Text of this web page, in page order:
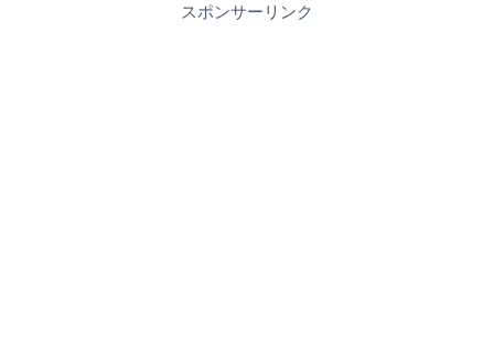
スポンサーリンク